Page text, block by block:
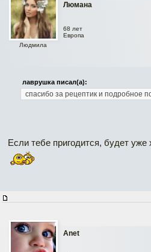
Люмана
Людмила
68 лет
Европа
лаврушка писал(а):
спасибо за рецептик и подробное
Если тебе пригодится, будет уже
Anet